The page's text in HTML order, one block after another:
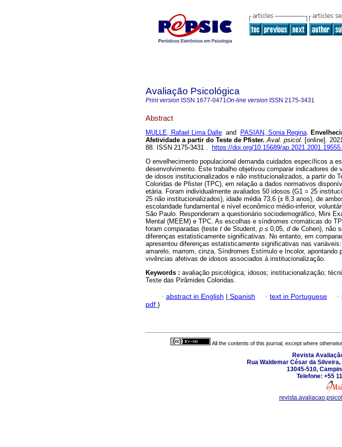
Avaliação Psicológica
Print version ISSN 1677-0471On-line version ISSN 2175-3431
Abstract
MULLE, Rafael Lima Dalle and PASIAN, Sonia Regina.
Afetividade a partir do Teste de Pfister. Aval. psicol. [online].
88. ISSN 2175-3431 .
https://doi.org/10.15689/
O envelhecimento populacional demanda cuidados específicos a
desenvolvimento. Este trabalho objetivou comparar indicadores de
de idosos institucionalizados e não institucionalizados, a partir do
Coloridas de Pfister (TPC), em relação a dados normativos
etária. Foram individualmente avaliados 50 idosos (G1 = 25
25 não institucionalizados), idade média 73,6 (± 8,3 anos), de
escolaridade fundamental e nível econômico médio-inferior,
São Paulo. Responderam a questionário sociodemográfico, Mini
Mental (MEEM) e TPC. As escolhas e síndromes cromáticas do
foram comparadas (teste t de Student, p ≤ 0,05, d de Cohen), não
diferenças estatisticamente significativas. No entanto, em
apresentou diferenças estatisticamente significativas nas
amarelo, marrom, cinza, Síndromes Estímulo e Incolor, apontando
vivências afetivas de idosos associados à institucionalização.
Keywords : avaliação psicológica; idosos; institucionalização;
Teste das Pirâmides Coloridas.
· abstract in English | Spanish · text in Portuguese ·
pdf )
All the contents of this journal, except where
Revista
Rua Waldemar César da
13045-510,
Telefone: +55